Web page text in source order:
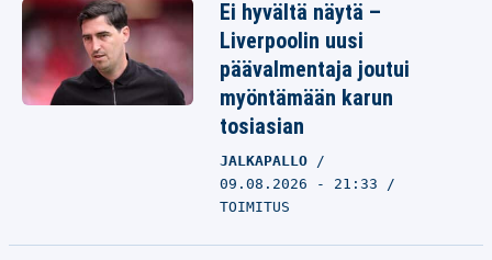
Ei hyvältä näytä –
Liverpoolin uusi
päävalmentaja joutui
myöntämään karun
tosiasian
JALKAPALLO
09.08.2026 - 21:33
TOIMITUS